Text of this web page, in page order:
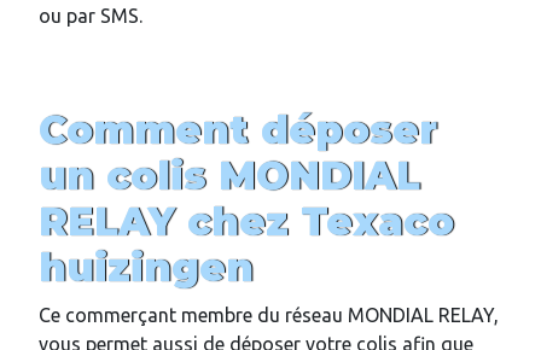
ou par SMS.
Comment déposer
un colis MONDIAL
RELAY chez Texaco
huizingen
Ce commerçant membre du réseau MONDIAL RELAY,
vous permet aussi de déposer votre colis afin que